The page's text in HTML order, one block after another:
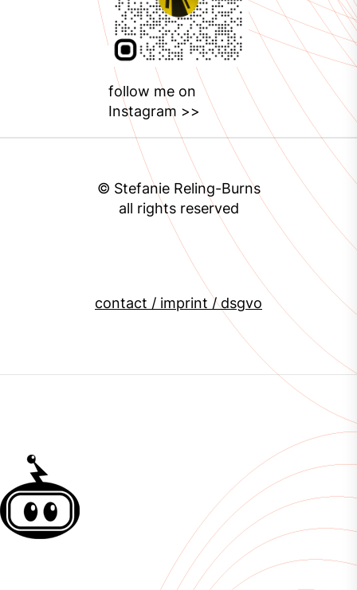
follow me on
Instagram >>
© Stefanie Reling-Burns
all rights reserved
contact / imprint / dsgvo